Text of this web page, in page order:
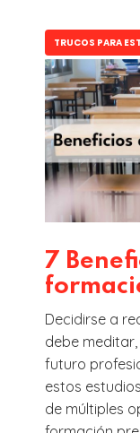
TRUCOS PARA
7
Decidirse a
debe
futuro
estos
de múltiples